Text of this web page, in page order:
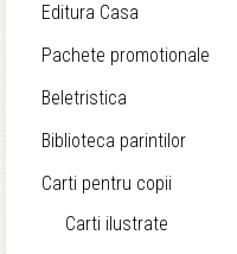
Editura Casa
Pachete promotionale
Beletristica
Biblioteca parintilor
Carti pentru copii
Carti ilustrate